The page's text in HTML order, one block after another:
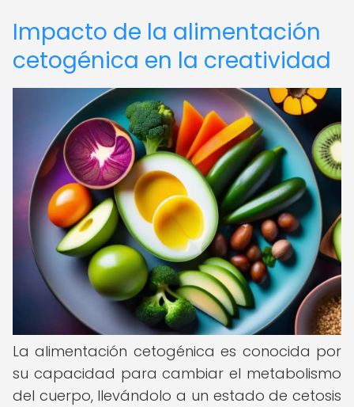
Impacto de la alimentación
cetogénica en la creatividad
La alimentación cetogénica es conocida por
su capacidad para cambiar el metabolismo
del cuerpo, llevándolo a un estado de cetosis